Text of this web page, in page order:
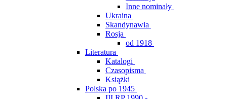
Inne nominały
Ukraina
Skandynawia
Rosja
od 1918
Literatura
Katalogi
Czasopisma
Książki
Polska po 1945